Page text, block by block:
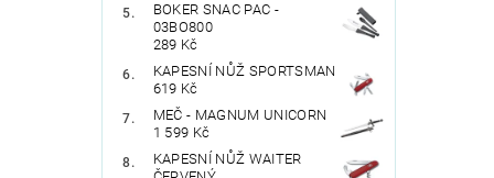
BOKER SNAC PAC -
03BO800
289 Kč
KAPESNÍ NŮŽ SPORTSMAN
619 Kč
MEČ - MAGNUM UNICORN
1 599 Kč
KAPESNÍ NŮŽ WAITER